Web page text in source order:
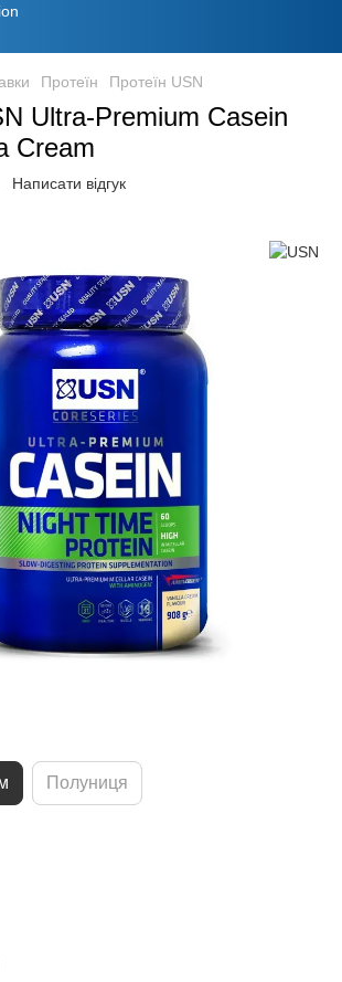
Протеїн Протеїн USN
Ultra-Premium Casein
Cream
Написати відгук
Полуниця